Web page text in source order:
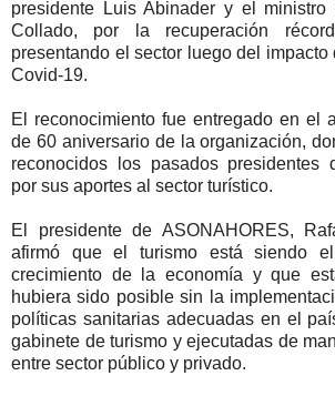
presidente Luis Abinader y el ministro
Collado, por la recuperación
presentando el sector luego del impacto
Covid-19.
El reconocimiento fue entregado en el
de 60 aniversario de la organización,
reconocidos los pasados presidentes
por sus aportes al sector turístico.
El presidente de ASONAHORES,
afirmó que el turismo está siendo
crecimiento de la economía y que
hubiera sido posible sin la
políticas sanitarias adecuadas en el
gabinete de turismo y ejecutadas de
entre sector público y privado.